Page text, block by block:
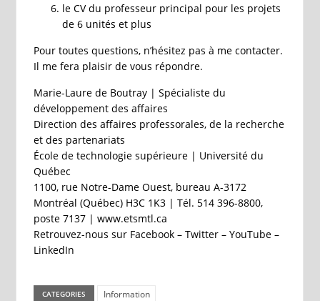
le CV du professeur principal pour les projets
de 6 unités et plus
Pour toutes questions, n’hésitez pas à me contacter.
Il me fera plaisir de vous répondre.
Marie-Laure de Boutray | Spécialiste du
développement des affaires
Direction des affaires professorales, de la recherche
et des partenariats
École de technologie supérieure | Université du
Québec
1100, rue Notre-Dame Ouest, bureau A-3172
Montréal (Québec) H3C 1K3 | Tél. 514 396-8800,
poste 7137 | www.etsmtl.ca
Retrouvez-nous sur Facebook – Twitter – YouTube –
LinkedIn
CATEGORIES Information